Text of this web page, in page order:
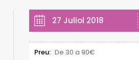
27 Juliol 2018
Preu: De 30 a 90€